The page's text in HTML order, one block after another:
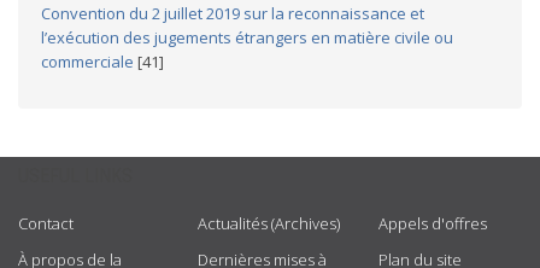
Convention du 2 juillet 2019 sur la reconnaissance et
l’exécution des jugements étrangers en matière civile ou
commerciale [41]
Contact
À propos de la
Actualités (Archives)
Dernières mises à
Appels d'offres
Plan du site